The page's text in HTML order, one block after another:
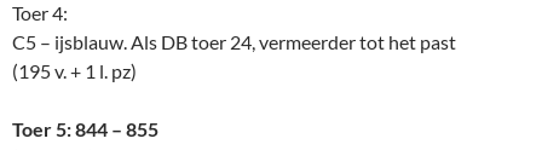
Toer 4:
C5 – ijsblauw. Als DB toer 24, vermeerder tot het past
(195 v. + 1 l. pz)
Toer 5: 844 – 855